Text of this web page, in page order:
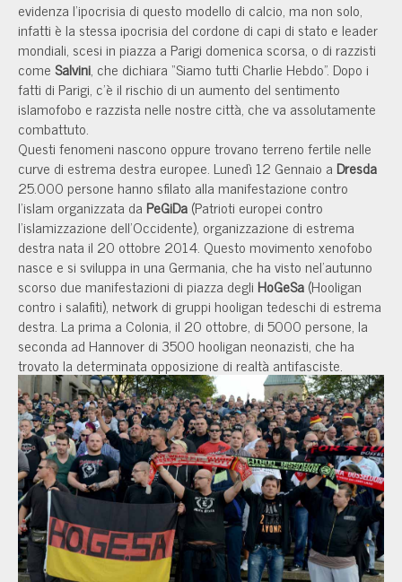
evidenza l'ipocrisia di questo modello di calcio, ma non solo,
infatti è la stessa ipocrisia del cordone di capi di stato e leader
mondiali, scesi in piazza a Parigi domenica scorsa, o di razzisti
comeSalvini, che dichiara “Siamo tutti Charlie Hebdo”. Dopo i
fatti di Parigi, c'è il rischio di un aumento del sentimento
islamofobo e razzista nelle nostre città, che va assolutamente
combattuto.
Questi fenomeni nascono oppure trovano terreno fertile nelle
curve di estrema destra europee. Lunedì 12 Gennaio a Dresda
25.000 persone hanno sfilato alla manifestazione contro
l'islam organizzata da PeGiDa(Patrioti europei contro
l'islamizzazione dell'Occidente), organizzazione di estrema
destra nata il 20 ottobre 2014. Questo movimento xenofobo
nasce e si sviluppa in una Germania, che ha visto nel'autunno
scorso due manifestazioni di piazza degli HoGeSa(Hooligan
contro i salafiti), network di gruppi hooligan tedeschi di estrema
destra. La prima a Colonia, il 20 ottobre, di 5000 persone, la
seconda ad Hannover di 3500 hooligan neonazisti, che ha
trovato la determinata opposizione di realtà antifasciste.